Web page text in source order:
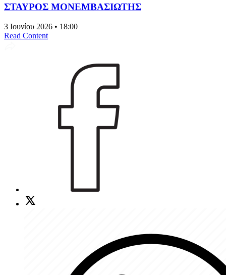
ΣΤΑΥΡΟΣ ΜΟΝΕΜΒΑΣΙΩΤΗΣ
3 Ιουνίου 2026 • 18:00
Read Content